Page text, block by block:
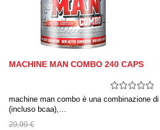
MACHINE MAN COMBO 240 CAPS
machine man combo è una combinazione
(incluso bcaa),…
29,99 €